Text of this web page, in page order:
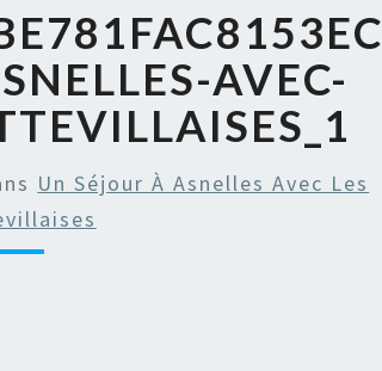
AVEC-
Un Séjour À Asnelles Avec Les